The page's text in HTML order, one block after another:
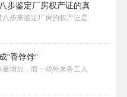
步鉴定厂房权产证的真假
步来鉴定厂房的权产证是
“香饽饽”
增加，而一些外来务工人